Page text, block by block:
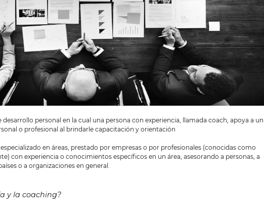
desarrollo personal en la cual una persona con experiencia, llamada coach, apoya a un
o profesional al brindarle capacitación y orientación
en áreas, prestado por empresas o por profesionales (conocidas como
con experiencia o conocimientos específicos en un área, asesorando a personas, a
o a organizaciones en general.
y la coaching?